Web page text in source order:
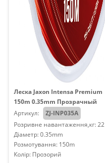
Леска Jaxon Intensa Premium
150m 0.35mm Прозрачный
Артикул:
ZJ-INP035A
Розривне навантаження,кг: 22
Діаметр: 0.35mm
Розмотування: 150m
Колір: Прозорий